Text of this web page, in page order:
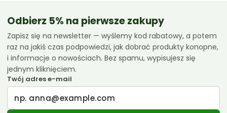
Odbierz 5% na pierwsze zakupy
Zapisz się na newsletter — wyślemy kod rabatowy, a potem
raz na jakiś czas podpowiedzi, jak dobrać produkty konopne,
i informacje o nowościach. Bez spamu, wypisujesz się
jednym kliknięciem.
Twój adres e-mail